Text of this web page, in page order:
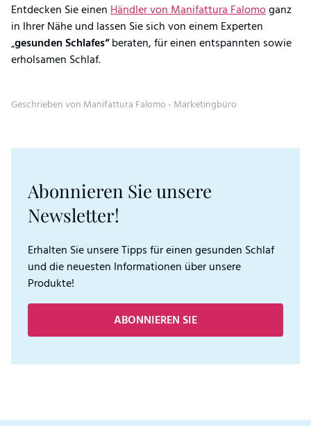
Entdecken Sie einenHändler von Manifattura Falomoganz
in Ihrer Nähe und lassen Sie sich von einem Experten
„gesunden Schlafes“beraten, für einen entspannten sowie
erholsamen Schlaf.
Geschrieben von Manifattura Falomo - Marketingbüro
Abonnieren Sie unsere
Newsletter!
Erhalten Sie unsere Tipps für einen gesunden Schlaf
und die neuesten Informationen über unsere
Produkte!
ABONNIEREN SIE